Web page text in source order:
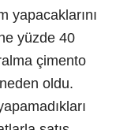
yapacaklarını
yüzde 40
çimento
oldu.